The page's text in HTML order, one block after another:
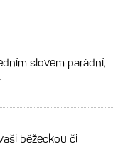
slovem parádní,
běžeckou či